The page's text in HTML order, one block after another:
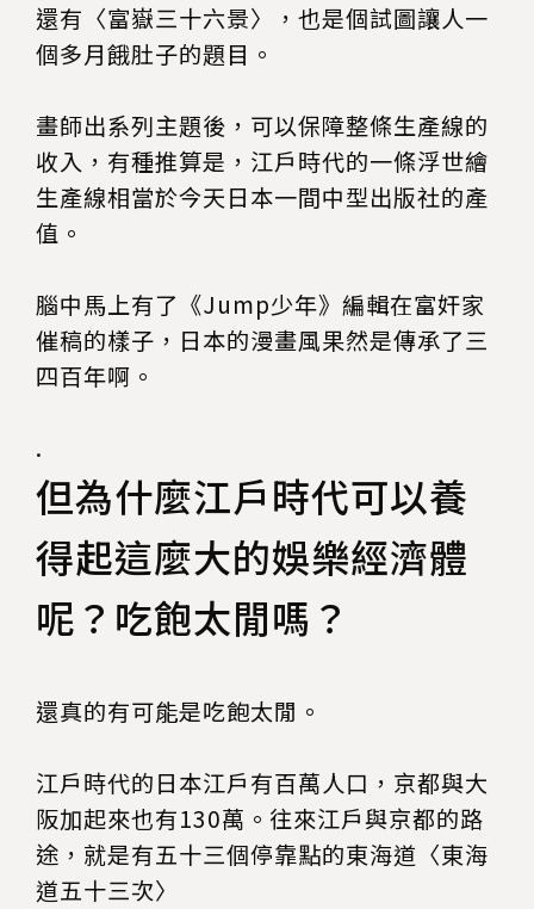
還有〈富嶽三十六景〉，也是個試圖讓人一
個多月餓肚子的題目。
畫師出系列主題後，可以保障整條生產線的
收入，有種推算是，江戶時代的一條浮世繪
生產線相當於今天日本一間中型出版社的產
值。
腦中馬上有了《Jump少年》編輯在富奸家
催稿的樣子，日本的漫畫風果然是傳承了三
四百年啊。
.
但為什麼江戶時代可以養
得起這麼大的娛樂經濟體
呢？吃飽太閒嗎？
還真的有可能是吃飽太閒。
江戶時代的日本江戶有百萬人口，京都與大
阪加起來也有130萬。往來江戶與京都的路
途，就是有五十三個停靠點的東海道〈東海
道五十三次〉